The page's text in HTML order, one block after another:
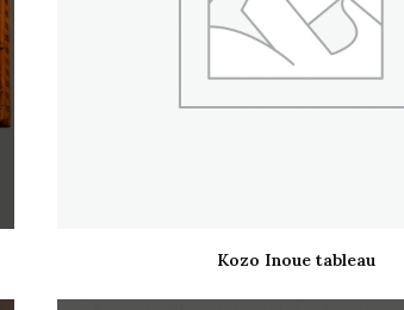
Kozo Inoue tableau